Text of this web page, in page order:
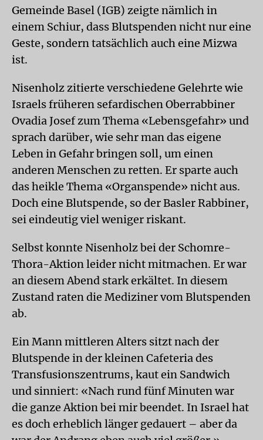
Gemeinde Basel (IGB) zeigte nämlich in
einem Schiur, dass Blutspenden nicht nur eine
Geste, sondern tatsächlich auch eine Mizwa
ist.
Nisenholz zitierte verschiedene Gelehrte wie
Israels früheren sefardischen Oberrabbiner
Ovadia Josef zum Thema «Lebensgefahr» und
sprach darüber, wie sehr man das eigene
Leben in Gefahr bringen soll, um einen
anderen Menschen zu retten. Er sparte auch
das heikle Thema «Organspende» nicht aus.
Doch eine Blutspende, so der Basler Rabbiner,
sei eindeutig viel weniger riskant.
Selbst konnte Nisenholz bei der Schomre-
Thora-Aktion leider nicht mitmachen. Er war
an diesem Abend stark erkältet. In diesem
Zustand raten die Mediziner vom Blutspenden
ab.
Ein Mann mittleren Alters sitzt nach der
Blutspende in der kleinen Cafeteria des
Transfusionszentrums, kaut ein Sandwich
und sinniert: «Nach rund fünf Minuten war
die ganze Aktion bei mir beendet. In Israel hat
es doch erheblich länger gedauert – aber da